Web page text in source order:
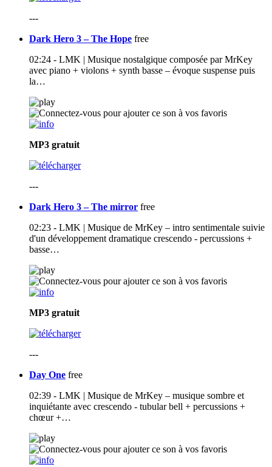
---
Dark Hero 3 – The Hope free
02:24 - LMK | Musique nostalgique composée par MrKey
avec piano + violons + synth basse – évoque suspense puis
la…
MP3 gratuit
---
Dark Hero 3 – The mirror free
02:23 - LMK | Musique de MrKey – intro sentimentale suivie
d'un développement dramatique crescendo - percussions +
basse…
MP3 gratuit
---
Day One free
02:39 - LMK | Musique de MrKey – musique sombre et
inquiétante avec crescendo - tubular bell + percussions +
chœur +…